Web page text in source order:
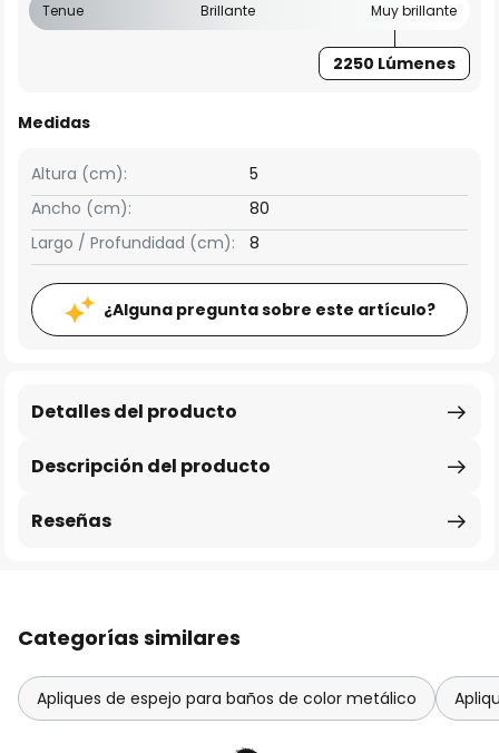
Tenue Brillante Muy brillante
2250 Lúmenes
Medidas
Ancho (cm): 80
Altura (cm): 5
Largo / Profundidad (cm): 8
¿Alguna pregunta sobre este artículo?
Descripción del producto
Detalles del producto
Reseñas
Categorías similares
Apliques de espejo para baños de color metálico